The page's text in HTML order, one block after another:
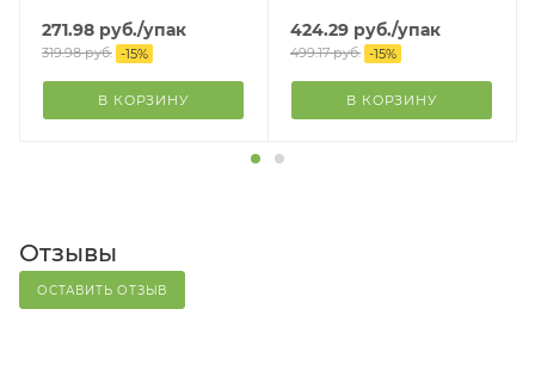
271.98 руб./упак
319.98руб. -15%
В КОРЗИНУ
424.29 руб./упак
499.17руб. -15%
В КОРЗИНУ
Отзывы
ОСТАВИТЬ ОТЗЫВ